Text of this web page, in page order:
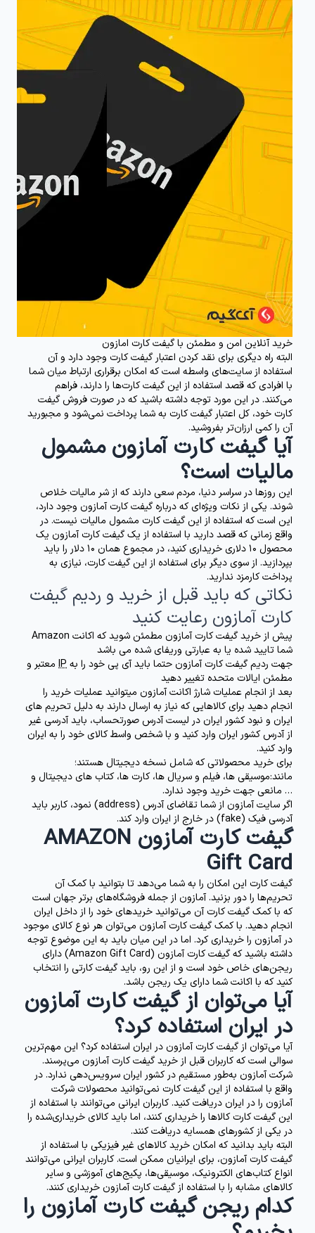
خرید آنلاین امن و مطمئن با گیفت کارت امازون
البته راه دیگری برای نقد کردن اعتبار گیفت کارت وجود دارد و آن
استفاده از سایت‌های واسطه است که امکان برقراری ارتباط میان شما
با افرادی که قصد استفاده از این گیفت کارت‌ها را دارند، فراهم
می‌کنند. در این مورد توجه داشته باشید که در صورت فروش گیفت
کارت خود، کل اعتبار گیفت کارت به شما پرداخت نمی‌شود و مجبورید
آن را کمی ارزان‌تر بفروشید.
آیا گیفت کارت آمازون مشمول
مالیات است؟
این روزها در سراسر دنیا، مردم سعی دارند که از شر مالیات خلاص
شوند. یکی از نکات ویژه‌ای که درباره گیفت کارت آمازون وجود دارد،
این است که استفاده از این گیفت کارت مشمول مالیات نیست. در
واقع زمانی که قصد دارید با استفاده از یک گیفت کارت آمازون یک
محصول 10 دلاری خریداری کنید، در مجموع همان 10 دلار را باید
بپردازید. از سوی دیگر برای استفاده از این گیفت کارت، نیازی به
پرداخت کارمزد ندارید.
نکاتی که باید قبل از خرید و ردیم گیفت
کارت آمازون رعایت کنید
پیش از خرید گیفت کارت آمازون مطمئن شوید که اکانت Amazon
شما تایید شده یا به عبارتی وریفای شده می باشد
جهت ردیم گیفت کارت آمازون حتما باید آی پی خود را بهIP معتبر و
مطمئن ایالات متحده تغییر دهید
بعد از انجام عملیات شارژ اکانت آمازون میتوانید عملیات خرید را
انجام دهید برای کالاهایی که نیاز به ارسال دارند به دلیل تحریم های
ایران و نبود کشور ایران در لیست آدرس صورتحساب، باید آدرسی غیر
از آدرس کشور ایران وارد کنید و با شخص واسط کالای خود را به ایران
وارد کنید.
برای خرید محصولاتی که شامل نسخه دیجیتال هستند؛
مانند:موسیقی ها، فیلم و سریال ها، کارت ها، کتاب های دیجیتال و
… مانعی جهت خرید وجود ندارد.
اگر سایت آمازون از شما تقاضای آدرس (address) نمود، کاربر باید
آدرسی فیک (fake) در خارج از ایران وارد کند.
گیفت کارت آمازون AMAZON
Gift Card
گیفت کارت این امکان را به شما می‌دهد تا بتوانید با کمک آن
تحریم‌ها را دور بزنید. آمازون از جمله فروشگاه‌های برتر جهان است
که با کمک گیفت کارت آن می‌توانید خریدهای خود را از داخل ایران
انجام دهید. با کمک گیفت کارت آمازون می‌توان هر نوع کالای موجود
در آمازون را خریداری کرد. اما در این میان باید به این موضوع توجه
داشته باشید که گیفت کارت آمازون (Amazon Gift Card) دارای
ریجن‌های خاص خود است و از این رو، باید گیفت کارتی را انتخاب
کنید که با اکانت شما دارای یک ریجن باشد.
آیا می‌توان از گیفت کارت آمازون
در ایران استفاده کرد؟
آیا می‌توان از گیفت کارت آمازون در ایران استفاده کرد؟ این مهم‌ترین
سوالی است که کاربران قبل از خرید گیفت کارت آمازون می‌پرسند.
شرکت آمازون به‌طور مستقیم در کشور ایران سرویس‌دهی ندارد. در
واقع با استفاده از این گیفت کارت نمی‌توانید محصولات شرکت
آمازون را در ایران دریافت کنید. کاربران ایرانی می‌توانند با استفاده از
این گیفت کارت کالاها را خریداری کنند، اما باید کالای خریداری‌شده را
در یکی از کشورهای همسایه دریافت کنند.
البته باید بدانید که امکان خرید کالاهای غیر فیزیکی با استفاده از
گیفت کارت آمازون، برای ایرانیان ممکن است. کاربران ایرانی می‌توانند
انواع کتاب‌های الکترونیک، موسیقی‌ها، پکیج‌های آموزشی و سایر
کالاهای مشابه را با استفاده از گیفت کارت آمازون خریداری کنند.
کدام ریجن گیفت کارت آمازون را